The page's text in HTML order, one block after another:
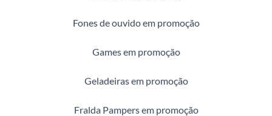
Fones de ouvido em promoção
Games em promoção
Geladeiras em promoção
Fralda Pampers em promoção